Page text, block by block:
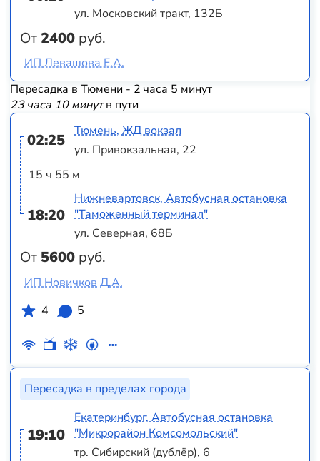
От2400 руб.
ул. Московский тракт, 132Б
ИП Левашова Е.А.
Пересадка в Тюмени - 2 часа 5 минут
23 часа 10 минутв пути
02:25
15 ч 55 м
18:20
От 5600 руб.
Тюмень, ЖД вокзал
ул. Привокзальная, 22
Нижневартовск, Автобусная остановка
"Таможенный терминал"
ул. Северная, 68Б
ИП Новичков Д.А.
4
5
Пересадка в пределах города
19:10
Екатеринбург, Автобусная остановка
"Микрорайон Комсомольский"
тр. Сибирский (дублёр), 6